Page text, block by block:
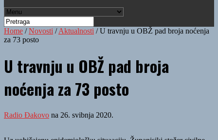
Home /Novosti /Aktualnosti /U travnju u OBŽ pad broja noćenja
za 73 posto
U travnju u OBŽ pad broja
noćenja za 73 posto
Radio Đakovo na 26. svibnja 2020.